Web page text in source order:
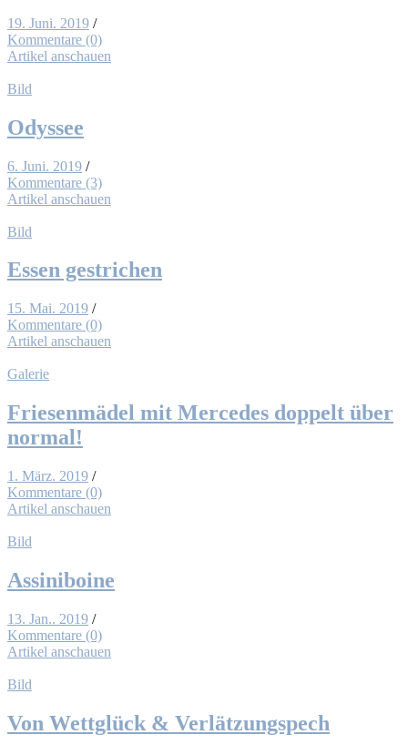
19. Juni. 2019 /
Kommentare (0)
Artikel anschauen
Bild
Odys­see
6. Juni. 2019 /
Kommentare (3)
Artikel anschauen
Bild
Es­sen ge­stri­chen
15. Mai. 2019 /
Kommentare (0)
Artikel anschauen
Galerie
Frie­sen­mä­del mit Mer­ce­des dop­pelt über
nor­mal!
1. März. 2019 /
Kommentare (0)
Artikel anschauen
Bild
As­si­ni­boi­ne
13. Jan.. 2019 /
Kommentare (0)
Artikel anschauen
Bild
Von Wett­glück & Ver­lät­zungs­pech